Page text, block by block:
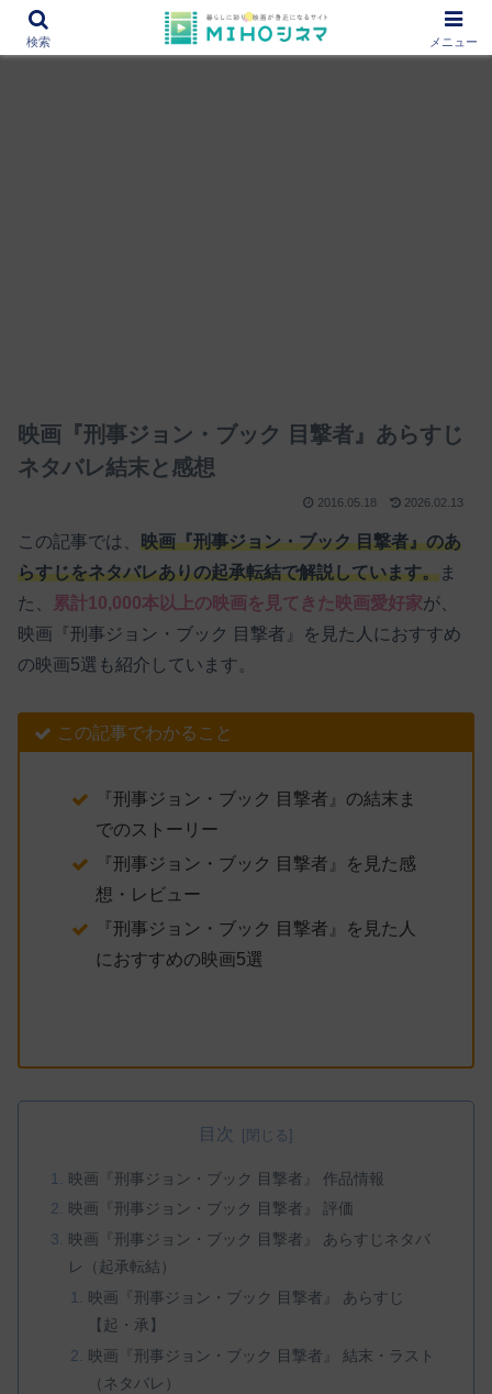
12000作品を紹介！あなたの映画図書館『MIHOシネマ』
映画『刑事ジョン・ブック 目撃者』あらすじ
ネタバレ結末と感想
2016.05.18 2026.02.13
この記事では、 映画『刑事ジョン・ブック 目撃者』のあ
らすじをネタバレありの起承転結で解説しています。 ま
た、
累計10,000本以上の映画を見てきた映画愛好家が、
映画『刑事ジョン・ブック 目撃者』を見た人におすすめ
の映画5選も紹介しています。
この記事でわかること
『刑事ジョン・ブック 目撃者』の結末ま
でのストーリー
『刑事ジョン・ブック 目撃者』を見た感
想・レビュー
『刑事ジョン・ブック 目撃者』を見た人
におすすめの映画5選
目次
映画『刑事ジョン・ブック 目撃者』 作品情報
映画『刑事ジョン・ブック 目撃者』 評価
映画『刑事ジョン・ブック 目撃者』 あらすじネタバ
レ（起承転結）
映画『刑事ジョン・ブック 目撃者』 あらすじ
【起・承】
映画『刑事ジョン・ブック 目撃者』 結末・ラスト
（ネタバレ）
検索 メニュー